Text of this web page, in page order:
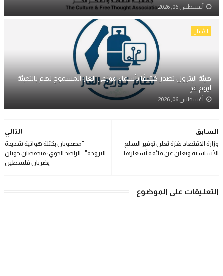
أغسطس 06, 2026
الأخبار
هيئة البترول تصدر كشفًا بأسماء موزعي الغاز المسموح لهم بالتعبئة
ليوم غدٍ
أغسطس 06, 2026
التالي
"مصحوبان بكتلة هوائية شديدة
البرودة".. الراصد الجوي: منخفضان جويان
يضربان فلسطين
السابق
وزارة ‏الاقتصاد بغزة تعلن توفير السلع
الأساسية وتعلن عن قائمة أسعارها
التعليقات على الموضوع